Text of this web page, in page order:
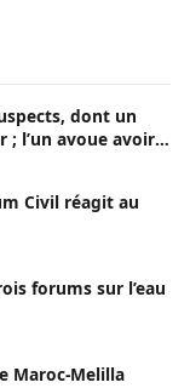
dont un
; l’un avoue avoir
Civil réagit au
forums sur l’eau
Maroc-Melilla